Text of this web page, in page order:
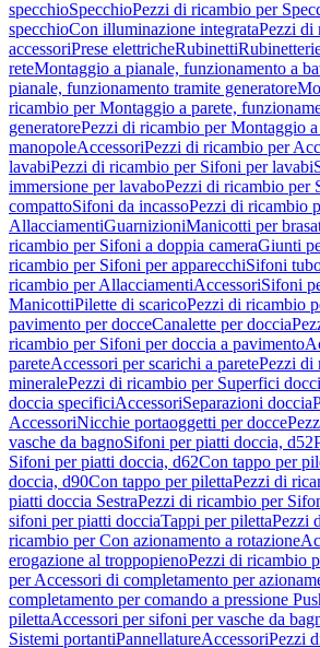
specchioSpecchioPezzi di ricambio per
specchioCon illuminazione integrataPezzi di
accessoriPrese elettricheRubinetti
reteMontaggio a pianale, funzionamento a
pianale, funzionamento tramite generatore
ricambio per Montaggio a parete,
generatorePezzi di ricambio per Montaggio
manopoleAccessoriPezzi di ricambio per
lavabiPezzi di ricambio per Sifoni per lavabi
immersione per lavaboPezzi di ricambio per
compattoSifoni da incassoPezzi di ricambio
AllacciamentiGuarnizioniManicotti per
ricambio per Sifoni a doppia cameraGiunti
ricambio per Sifoni per apparecchiSifoni
ricambio per AllacciamentiAccessoriSifoni
ManicottiPilette di scaricoPezzi di ricambio
pavimento per docceCanalette per doccia
ricambio per Sifoni per doccia a pavimento
pareteAccessori per scarichi a paretePezzi di
mineralePezzi di ricambio per Superfici
doccia specificiAccessoriSeparazioni doccia
AccessoriNicchie portaoggetti per docce
vasche da bagnoSifoni per piatti doccia, d52
Sifoni per piatti doccia, d62Con tappo per
doccia, d90Con tappo per pilettaPezzi di
piatti doccia SestraPezzi di ricambio per
sifoni per piatti docciaTappi per pilettaPezzi
ricambio per Con azionamento a rotazione
erogazione al troppopienoPezzi di ricambio
per Accessori di completamento per
completamento per comando a pressione
pilettaAccessori per sifoni per vasche da
Sistemi portantiPannellatureAccessoriPezzi